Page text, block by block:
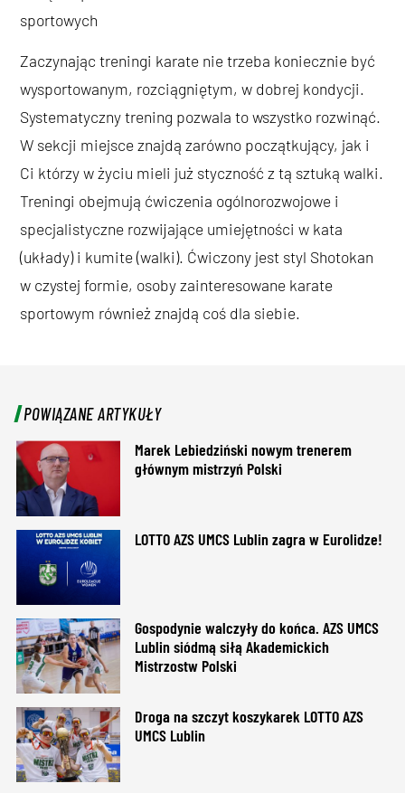
sportowych
Zaczynając treningi karate nie trzeba koniecznie być
wysportowanym, rozciągniętym, w dobrej kondycji.
Systematyczny trening pozwala to wszystko rozwinąć.
W sekcji miejsce znajdą zarówno początkujący, jak i
Ci którzy w życiu mieli już styczność z tą sztuką walki.
Treningi obejmują ćwiczenia ogólnorozwojowe i
specjalistyczne rozwijające umiejętności w kata
(układy) i kumite (walki). Ćwiczony jest styl Shotokan
w czystej formie, osoby zainteresowane karate
sportowym również znajdą coś dla siebie.
POWIĄZANE ARTYKUŁY
Marek Lebiedziński nowym trenerem
głównym mistrzyń Polski
LOTTO AZS UMCS Lublin zagra w Eurolidze!
Gospodynie walczyły do końca. AZS UMCS
Lublin siódmą siłą Akademickich
Mistrzostw Polski
Droga na szczyt koszykarek LOTTO AZS
UMCS Lublin